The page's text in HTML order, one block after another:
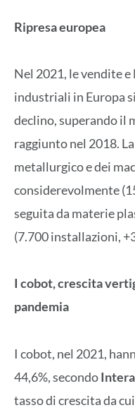
Ripresa europea
Nel 2021, le vendite
industriali in Europa
declino, superando il
raggiunto nel 2018.
metallurgico e dei
considerevolmente
seguita da materie
(7.700 installazioni,
I cobot, crescita
pandemia
I cobot, nel 2021,
44,6%, secondo
tasso di crescita da